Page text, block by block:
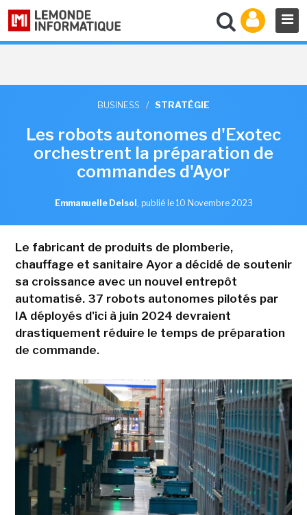
BUSINESS / STRATÉGIE
Les robots autonomes d'Exotec
orchestrent la préparation de
commandes d'Ayor
Emmanuelle Delsol , publié le 10 Novembre 2023
Le fabricant de produits de plomberie,
chauffage et sanitaire Ayor a décidé de soutenir
sa croissance avec un nouvel entrepôt
automatisé. 37 robots autonomes pilotés par
IA déployés d'ici à juin 2024 devraient
drastiquement réduire le temps de préparation
de commande.